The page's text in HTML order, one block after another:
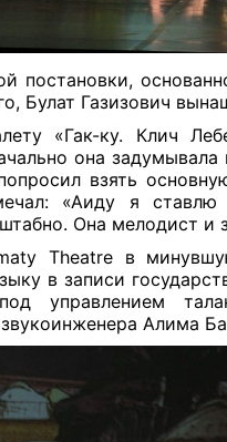
постановки,
Булат Газизович
«Гак-ку. Клич
она
взять
«Аиду я
Она мелодист и
Theatre в
в записи
управлением
Алима